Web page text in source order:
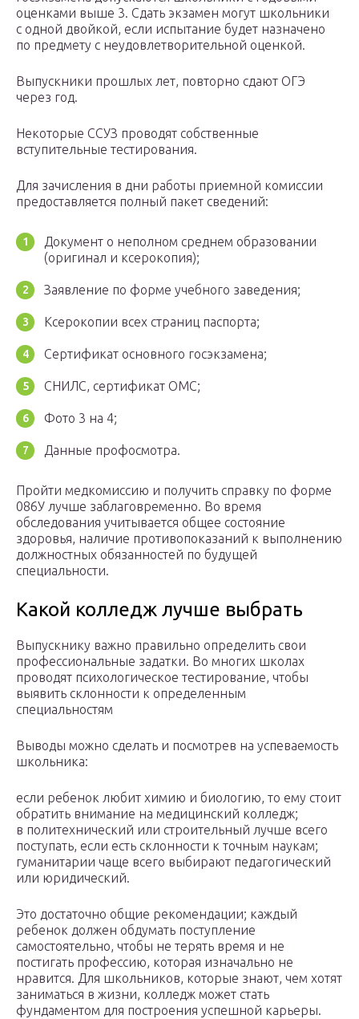
оценками выше 3. Сдать экзамен могут школьники
с одной двойкой, если испытание будет назначено
по предмету с неудовлетворительной оценкой.
Выпускники прошлых лет, повторно сдают ОГЭ
через год.
Некоторые ССУЗ проводят собственные
вступительные тестирования.
Для зачисления в дни работы приемной комиссии
предоставляется полный пакет сведений:
Документ о неполном среднем образовании
(оригинал и ксерокопия);
Заявление по форме учебного заведения;
Ксерокопии всех страниц паспорта;
Сертификат основного госэкзамена;
СНИЛС, сертификат ОМС;
Фото 3 на 4;
Данные профосмотра.
Пройти медкомиссию и получить справку по форме
086У лучше заблаговременно. Во время
обследования учитывается общее состояние
здоровья, наличие противопоказаний к выполнению
должностных обязанностей по будущей
специальности.
Какой колледж лучше выбрать
Выпускнику важно правильно определить свои
профессиональные задатки. Во многих школах
проводят психологическое тестирование, чтобы
выявить склонности к определенным
специальностям
Выводы можно сделать и посмотрев на успеваемость
школьника:
если ребенок любит химию и биологию, то ему стоит
обратить внимание на медицинский колледж;
в политехнический или строительный лучше всего
поступать, если есть склонности к точным наукам;
гуманитарии чаще всего выбирают педагогический
или юридический.
Это достаточно общие рекомендации; каждый
ребенок должен обдумать поступление
самостоятельно, чтобы не терять время и не
постигать профессию, которая изначально не
нравится. Для школьников, которые знают, чем хотят
заниматься в жизни, колледж может стать
фундаментом для построения успешной карьеры.